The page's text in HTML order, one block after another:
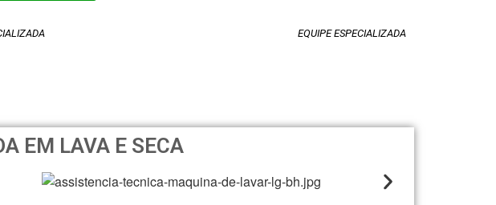
EQUIPE ESPECIALIZADA
EM LAVA E SECA